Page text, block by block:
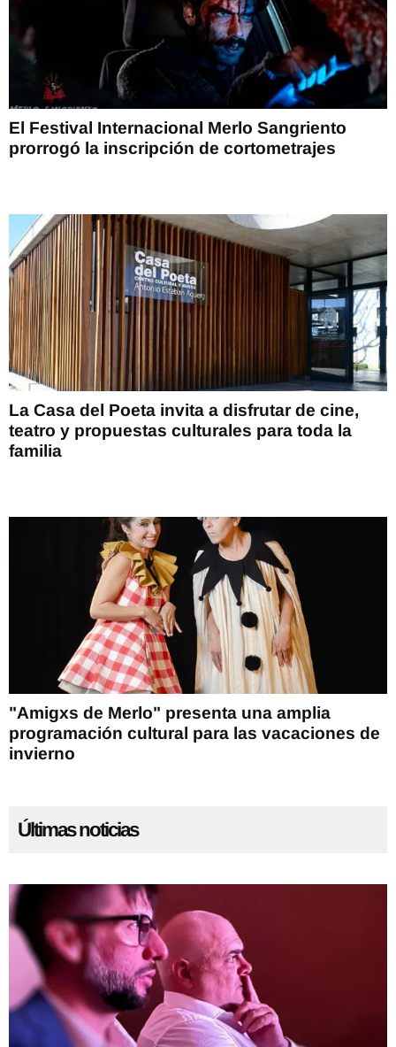
El Festival Internacional Merlo Sangriento
prorrogó la inscripción de cortometrajes
La Casa del Poeta invita a disfrutar de cine,
teatro y propuestas culturales para toda la
familia
"Amigxs de Merlo" presenta una amplia
programación cultural para las vacaciones de
invierno
Últimas noticias